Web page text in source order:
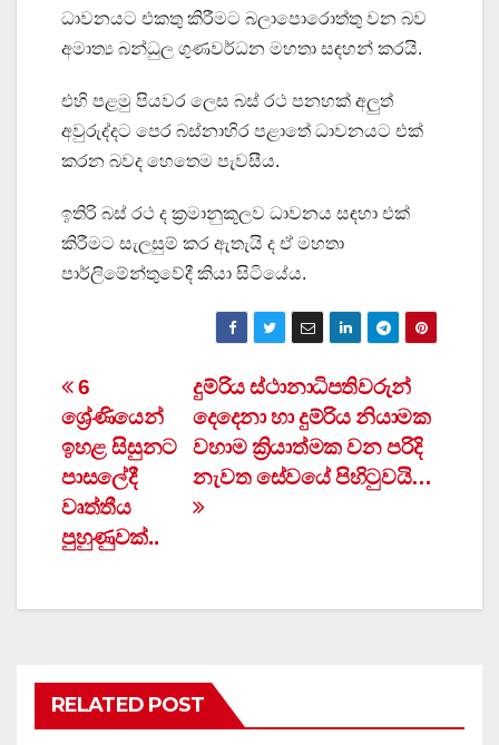
ධාවනයට එකතු කිරීමට බලාපොරොත්තු වන බව
අමාත්‍ය බන්ධුල ගුණවර්ධන මහතා සඳහන් කරයි.
එහි පළමු පියවර ලෙස බස් රථ පනහක් අලුත්
අවුරුද්දට පෙර බස්නාහිර පළාතේ ධාවනයට එක්
කරන බවද හෙතෙම පැවසීය.
ඉතිරි බස් රථ ද ක්‍රමානුකූලව ධාවනය සඳහා එක්
කිරීමට සැලසුම් කර ඇතැයි ද ඒ මහතා
පාර්ලිමේන්තුවේදී කියා සිටියේය.
Post
navigation
දුම්රිය ස්ථානාධිපතිවරුන්
දෙදෙනා හා දුම්රිය නියාමක
වහාම ක්‍රියාත්මක වන පරිදි
නැවත සේවයේ පිහිටුවයි…
6
ශ්‍රේණියෙන්
ඉහළ සිසුනට
පාසලේදී
වෘත්තීය
පුහුණුවක්..
RELATED POST